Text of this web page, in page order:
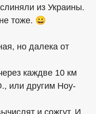
из Украины.
тоже. 😀
но далека от
каждве 10 км
или другим Ноу-
и сожгут. И